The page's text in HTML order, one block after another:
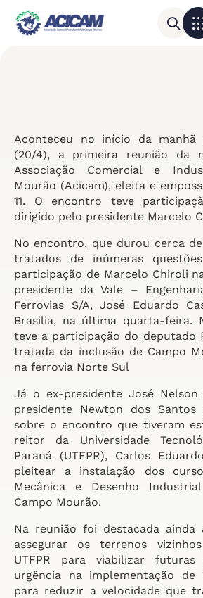
Aconteceu no início da manhã
(20/4), a primeira reunião da
Associação Comercial e
Mourão (Acicam), eleita e
11. O encontro teve
dirigido pelo presidente Marcelo
No encontro, que durou cerca
tratados de inúmeras
participação de Marcelo Chiroli
presidente da Vale –
Ferrovias S/A, José Eduardo
Brasilia, na última quarta-feira.
teve a participação do deputado
tratada da inclusão de Campo
na ferrovia Norte Sul
Já o ex-presidente José
presidente Newton dos Santos
sobre o encontro que tiveram
reitor da Universidade
Paraná (UTFPR), Carlos
pleitear a instalação dos
Mecânica e Desenho
Campo Mourão.
Na reunião foi destacada ainda
assegurar os terrenos
UTFPR para viabilizar
urgência na implementação de
para reduzir a velocidade que